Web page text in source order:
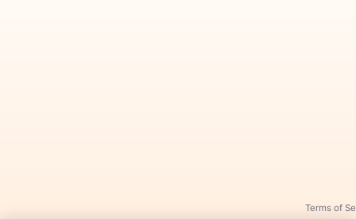
Terms of